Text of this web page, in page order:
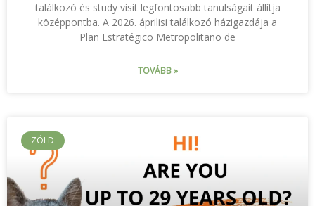
találkozó és study visit legfontosabb tanulságait állítja
középpontba. A 2026. áprilisi találkozó házigazdája a
Plan Estratégico Metropolitano de
TOVÁBB »
ZÖLD